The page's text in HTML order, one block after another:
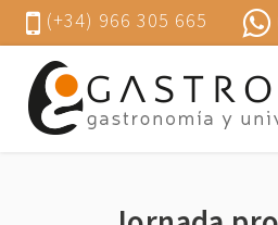
(+34) 966 305 665